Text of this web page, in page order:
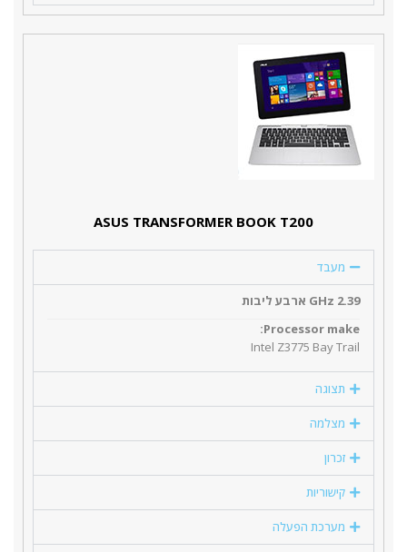
ASUS TRANSFORMER BOOK T200
מעבד
2.39 GHz ארבע ליבות
Processor make:
Intel Z3775 Bay Trail
תצוגה
מצלמה
זכרון
קישוריות
מערכת הפעלה